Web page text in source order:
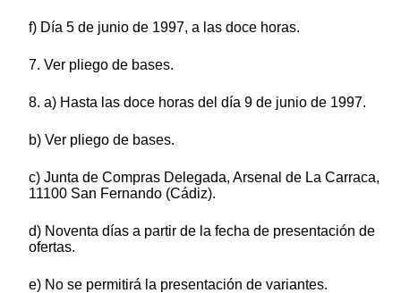
f) Día 5 de junio de 1997, a las doce horas.
7. Ver pliego de bases.
8. a) Hasta las doce horas del día 9 de junio de 1997.
b) Ver pliego de bases.
c) Junta de Compras Delegada, Arsenal de La Carraca,
11100 San Fernando (Cádiz).
d) Noventa días a partir de la fecha de presentación de
ofertas.
e) No se permitirá la presentación de variantes.